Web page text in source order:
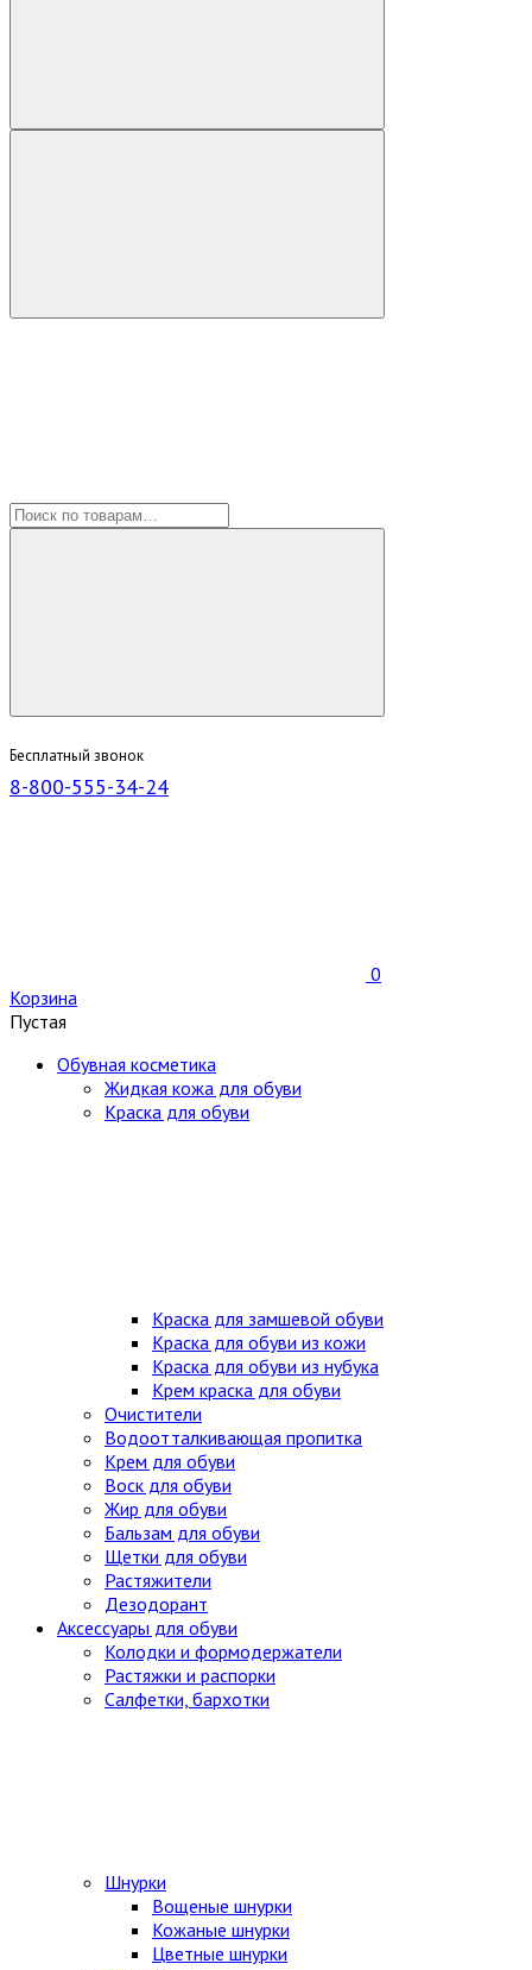
Бесплатный звонок
8-800-555-34-24
0
Корзина
Пустая
Обувная косметика
Жидкая кожа для обуви
Краска для обуви
Краска для замшевой обуви
Краска для обуви из кожи
Краска для обуви из нубука
Крем краска для обуви
Очистители
Водоотталкивающая пропитка
Крем для обуви
Воск для обуви
Жир для обуви
Бальзам для обуви
Щетки для обуви
Растяжители
Дезодорант
Аксессуары для обуви
Колодки и формодержатели
Растяжки и распорки
Салфетки, бархотки
Шнурки
Вощеные шнурки
Кожаные шнурки
Цветные шнурки